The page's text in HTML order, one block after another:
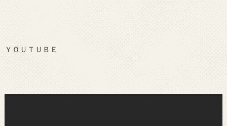
ＹＯＵＴＵＢＥ